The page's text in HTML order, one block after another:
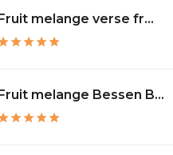
melange verse fr...
melange Bessen B...